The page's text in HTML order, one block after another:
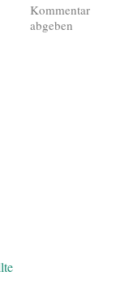
Kommentar
abgeben